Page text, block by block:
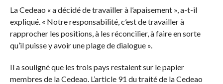
La Cedeao « a décidé de travailler à l’apaisement », a-t-il
expliqué. « Notre responsabilité, c’est de travailler à
rapprocher les positions, à les réconcilier, à faire en sorte
qu’il puisse y avoir une plage de dialogue ».
Il a souligné que les trois pays restaient sur le papier
membres de la Cedeao. L’article 91 du traité de la Cedeao